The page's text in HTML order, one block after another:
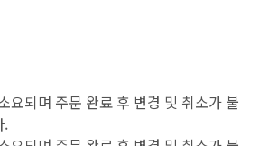
요되며 주문 완료 후 변경 및 취소가 불
.